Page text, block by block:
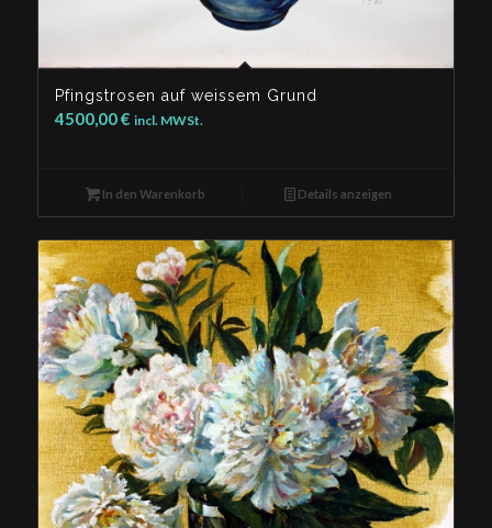
Pfingstrosen auf weissem Grund
4500,00€ incl. MWSt.
In den Warenkorb Details anzeigen